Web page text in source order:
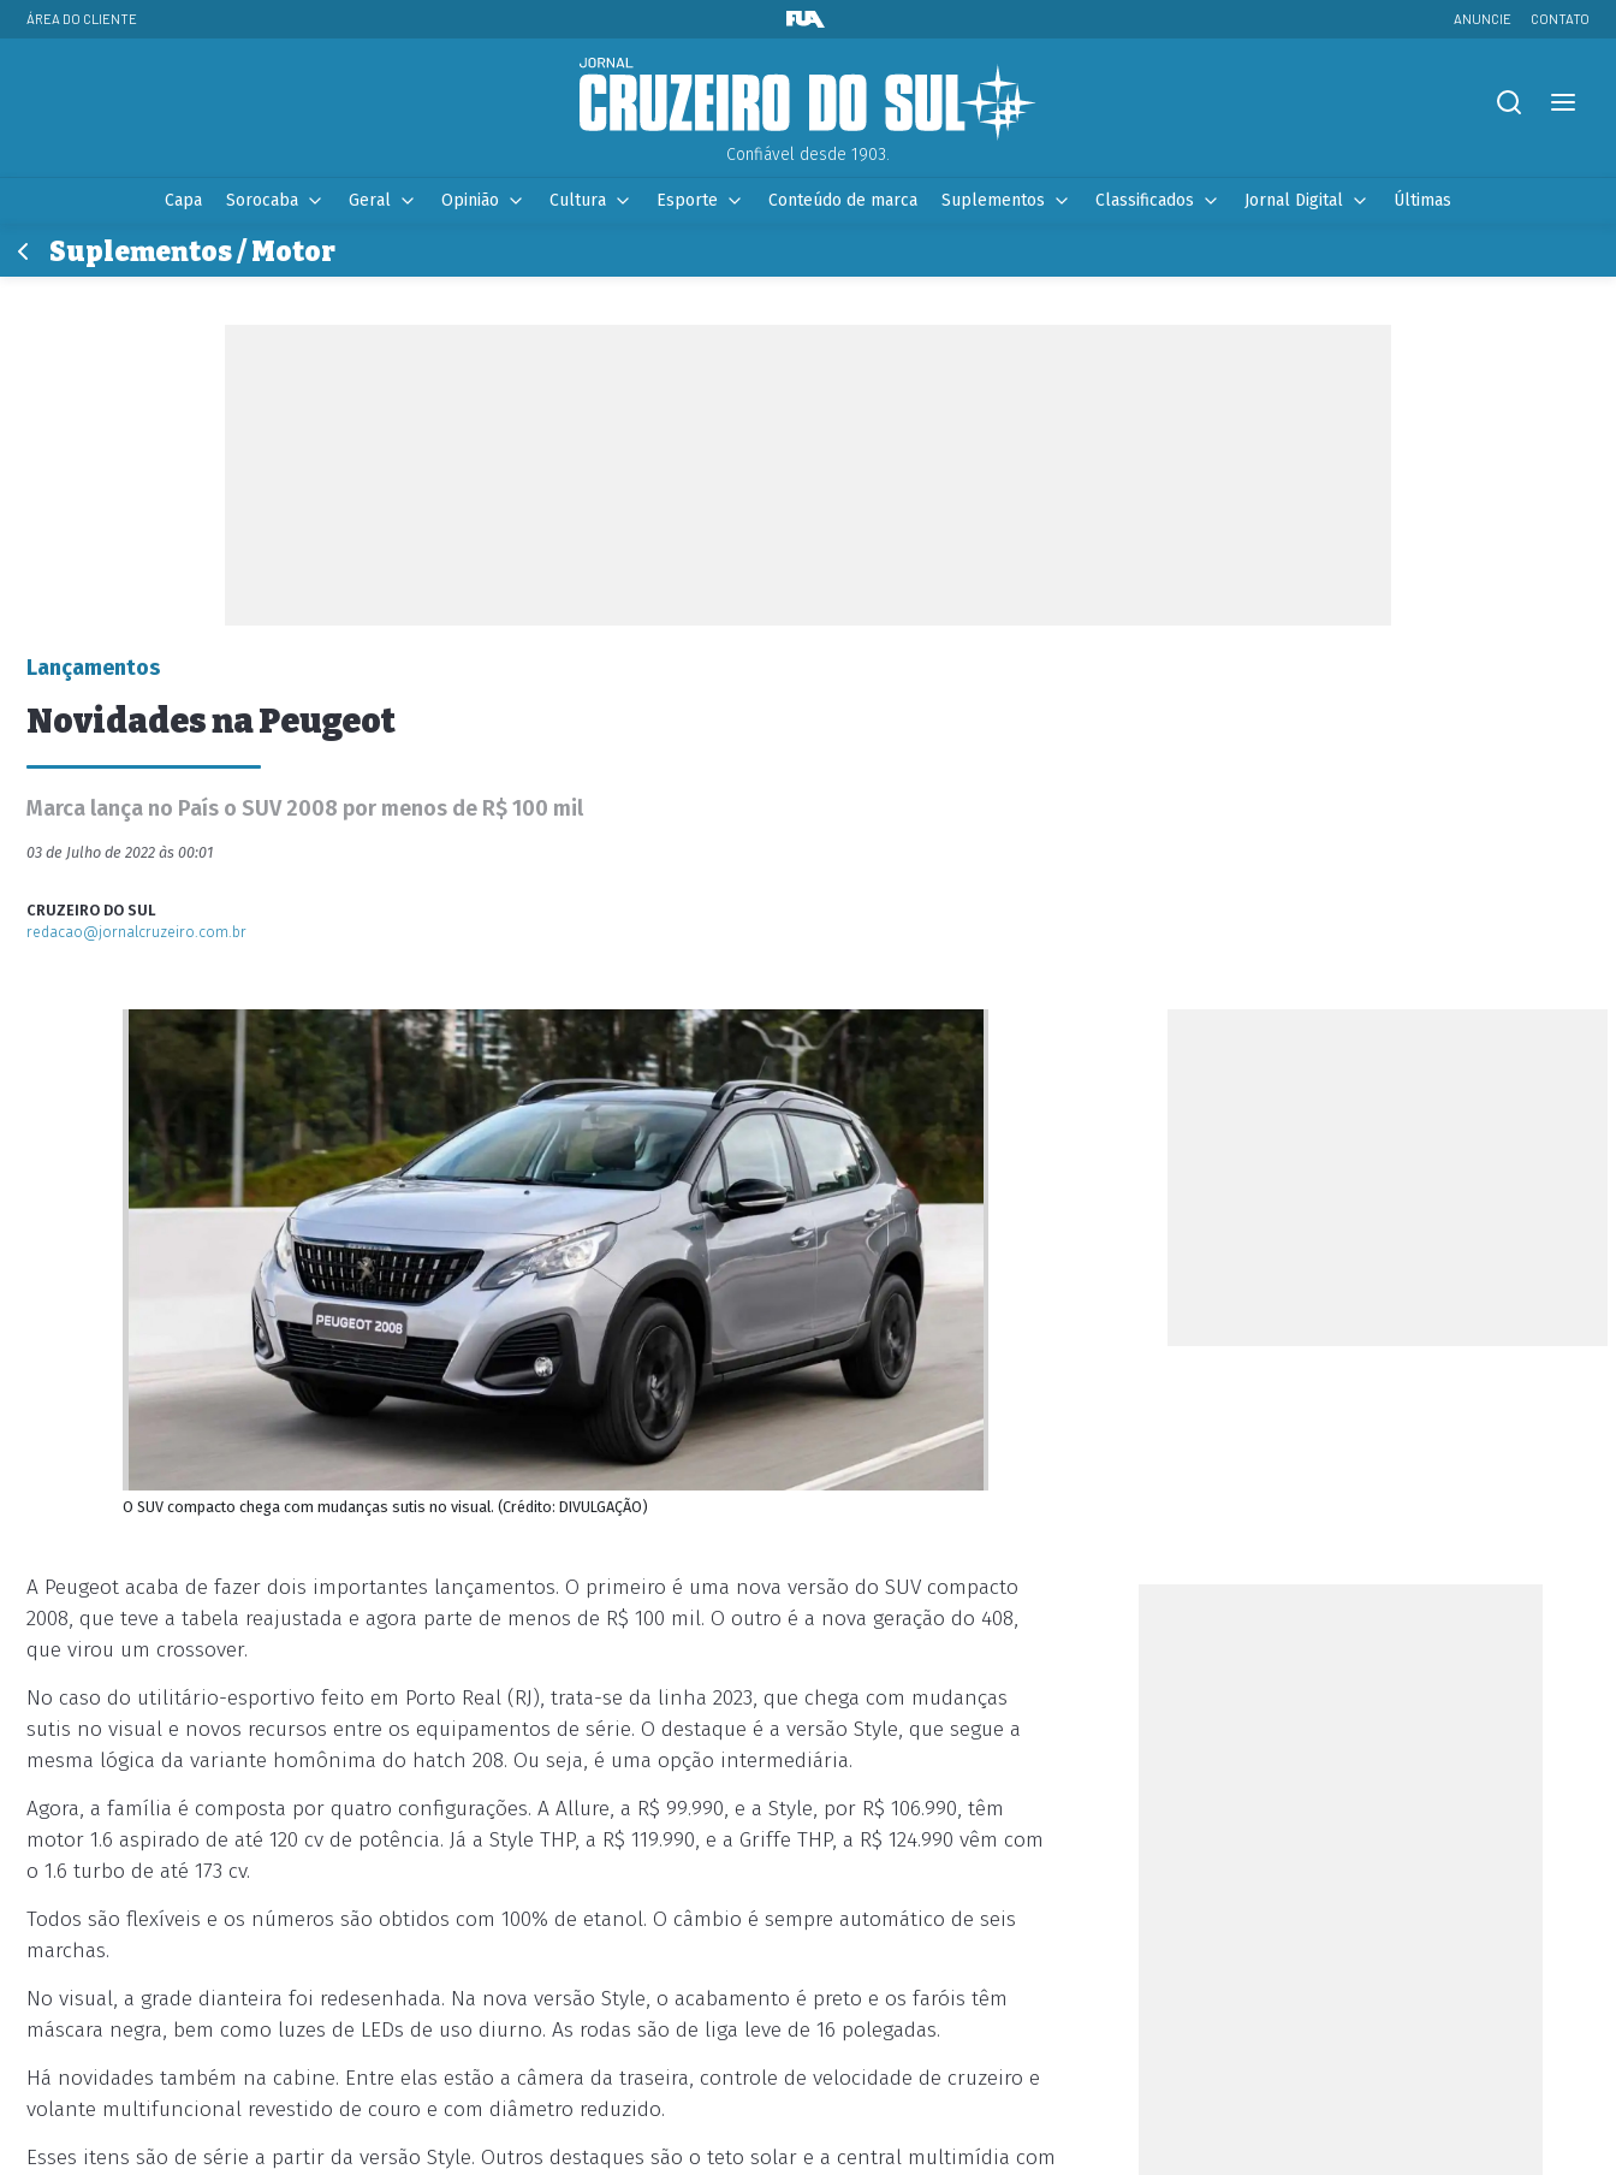
ÁREA DO CLIENTE ANUNCIE CONTATO
Confiável desde 1903.
Capa Sorocaba Geral Opinião Cultura Esporte Conteúdo de marca Suplementos Classificados Jornal Digital Últimas
Suplementos / Motor
Lançamentos
Novidades na Peugeot
Marca lança no País o SUV 2008 por menos de R$ 100 mil
03 de Julho de 2022 às 00:01
CRUZEIRO DO SUL
redacao@jornalcruzeiro.com.br
O SUV compacto chega com mudanças sutis no visual. (Crédito: DIVULGAÇÃO)
A Peugeot acaba de fazer dois importantes lançamentos. O primeiro é uma nova versão do SUV compacto
2008, que teve a tabela reajustada e agora parte de menos de R$ 100 mil. O outro é a nova geração do 408,
que virou um crossover.
No caso do utilitário-esportivo feito em Porto Real (RJ), trata-se da linha 2023, que chega com mudanças
sutis no visual e novos recursos entre os equipamentos de série. O destaque é a versão Style, que segue a
mesma lógica da variante homônima do hatch 208. Ou seja, é uma opção intermediária.
Agora, a família é composta por quatro configurações. A Allure, a R$ 99.990, e a Style, por R$ 106.990, têm
motor 1.6 aspirado de até 120 cv de potência. Já a Style THP, a R$ 119.990, e a Griffe THP, a R$ 124.990 vêm com
o 1.6 turbo de até 173 cv.
Todos são flexíveis e os números são obtidos com 100% de etanol. O câmbio é sempre automático de seis
marchas.
No visual, a grade dianteira foi redesenhada. Na nova versão Style, o acabamento é preto e os faróis têm
máscara negra, bem como luzes de LEDs de uso diurno. As rodas são de liga leve de 16 polegadas.
Há novidades também na cabine. Entre elas estão a câmera da traseira, controle de velocidade de cruzeiro e
volante multifuncional revestido de couro e com diâmetro reduzido.
Esses itens são de série a partir da versão Style. Outros destaques são o teto solar e a central multimídia com